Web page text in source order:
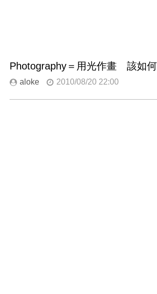
Photography＝用光作畫 該如何
aloke 2010/08/20 22:00